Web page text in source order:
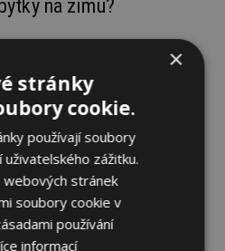
na zimu?
přespříliš pečlivé zahradníky,
uklízí. V kompozici ráda
trav i nadzemní části
ochránit pupeny skryté těsně
si myslím, že by byla škoda
semeníků některých
pečlivě zazimovat, jsou
jezírko a stejně tak jistou péči
se pak pouštíme do řezu
údržbu skrýší pro
mulčujeme výsadby
×
stránky
cookie.
používají soubory
uživatelského zážitku.
webových stránek
soubory cookie v
používání
informací